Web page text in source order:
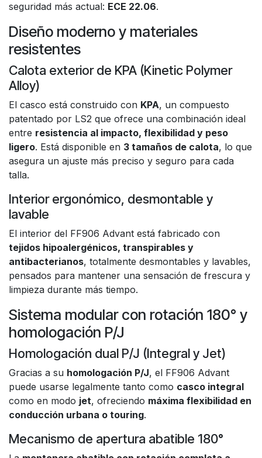
seguridad más actual: ECE 22.06.
Diseño moderno y materiales
resistentes
Calota exterior de KPA (Kinetic Polymer
Alloy)
El casco está construido con KPA, un compuesto
patentado por LS2 que ofrece una combinación ideal
entre resistencia al impacto, flexibilidad y peso
ligero. Está disponible en 3 tamaños de calota, lo que
asegura un ajuste más preciso y seguro para cada
talla.
Interior ergonómico, desmontable y
lavable
El interior del FF906 Advant está fabricado con
tejidos hipoalergénicos, transpirables y
antibacterianos, totalmente desmontables y lavables,
pensados para mantener una sensación de frescura y
limpieza durante más tiempo.
Sistema modular con rotación 180° y
homologación P/J
Homologación dual P/J (Integral y Jet)
Gracias a su homologación P/J, el FF906 Advant
puede usarse legalmente tanto como casco integral
como en modo jet, ofreciendo máxima flexibilidad en
conducción urbana o touring.
Mecanismo de apertura abatible 180°